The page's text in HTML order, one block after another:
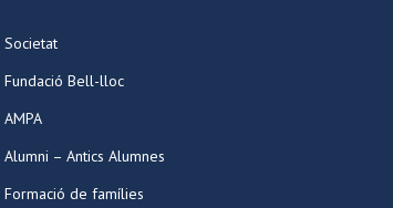
Societat
Fundació Bell-lloc
AMPA
Alumni – Antics Alumnes
Formació de famílies